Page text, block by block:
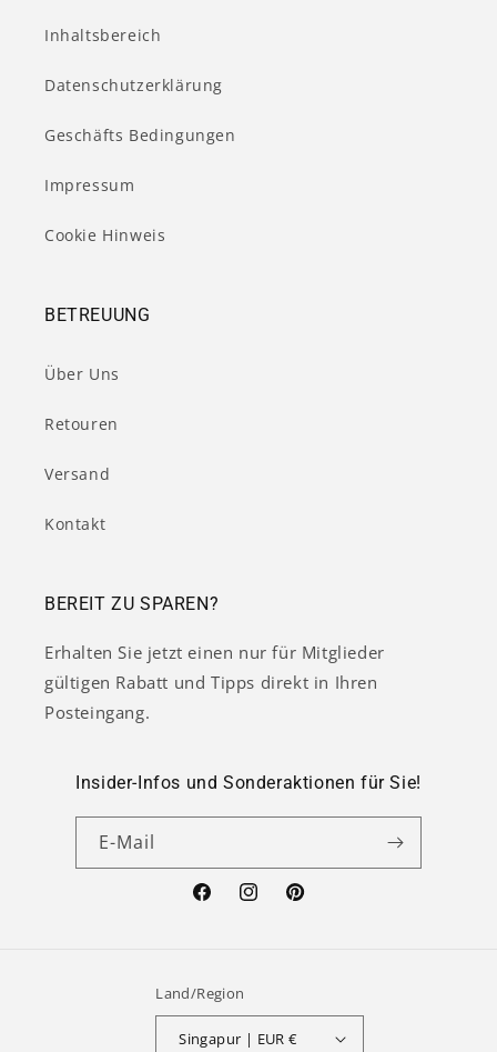
Inhaltsbereich
Datenschutzerklärung
Geschäfts Bedingungen
Impressum
Cookie Hinweis
BETREUUNG
Über Uns
Retouren
Versand
Kontakt
BEREIT ZU SPAREN?
Erhalten Sie jetzt einen nur für Mitglieder
gültigen Rabatt und Tipps direkt in Ihren
Posteingang.
Insider-Infos und Sonderaktionen für Sie!
E-Mail
FacebookInstagramPinterest
Land/Region
Singapur | EUR €